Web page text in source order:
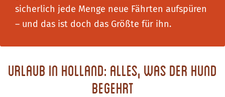
sicherlich jede Menge neue Fährten aufspüren
– und das ist doch das Größte für ihn.
Urlaub in Holland: alles, was der Hund
begehrt